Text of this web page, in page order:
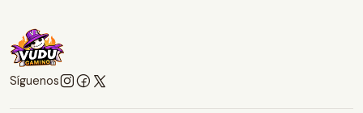
Síguenos